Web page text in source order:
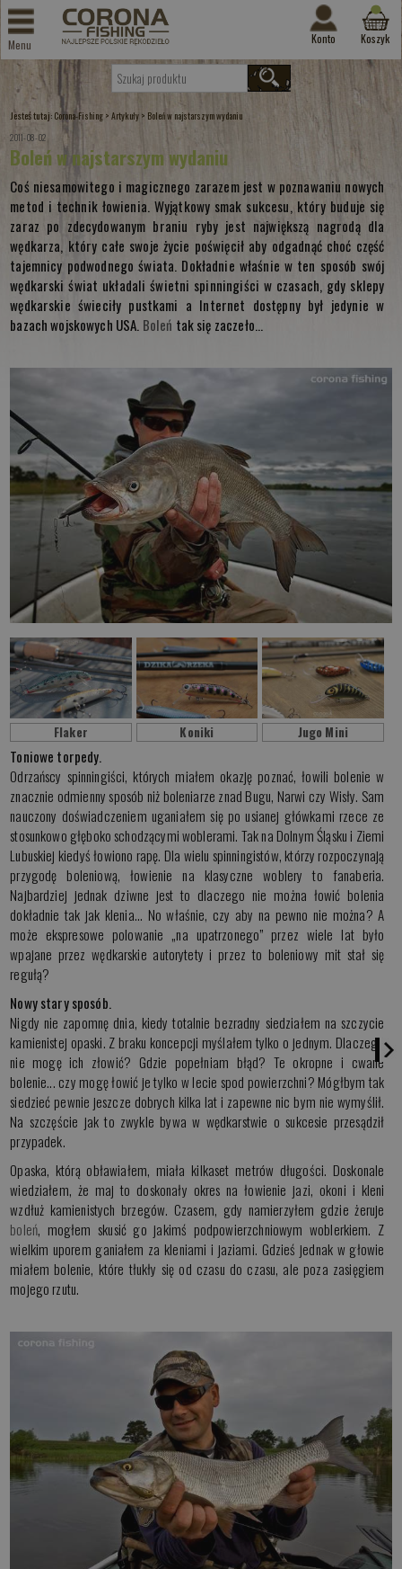
Menu Konto Koszyk
Jesteś tutaj: Corona-Fishing >Artykuły > Boleń w najstarszym wydaniu
2011-08-02
Boleń w najstarszym wydaniu
Coś niesamowitego i magicznego zarazem jest w poznawaniu nowych
metod i technik łowienia. Wyjątkowy smak sukcesu, który buduje się
zaraz po zdecydowanym braniu ryby jest największą nagrodą dla
wędkarza, który całe swoje życie poświęcił aby odgadnąć choć część
tajemnicy podwodnego świata. Dokładnie właśnie w ten sposób swój
wędkarski świat układali świetni spinningiści w czasach, gdy sklepy
wędkarskie świeciły pustkami a Internet dostępny był jedynie w
bazach wojskowych USA. Boleń tak się zaczeło...
Flaker Koniki Jugo Mini
Toniowe torpedy.
Odrzańscy spinningiści, których miałem okazję poznać, łowili bolenie w
znacznie odmienny sposób niż boleniarze znad Bugu, Narwi czy Wisły. Sam
nauczony doświadczeniem uganiałem się po usianej główkami rzece ze
stosunkowo głęboko schodzącymi woblerami. Tak na Dolnym Śląsku i Ziemi
Lubuskiej kiedyś łowiono rapę. Dla wielu spinningistów, którzy rozpoczynają
przygodę boleniową, łowienie na klasyczne woblery to fanaberia.
Najbardziej jednak dziwne jest to dlaczego nie można łowić bolenia
dokładnie tak jak klenia... No właśnie, czy aby na pewno nie można? A
może ekspresowe polowanie „na upatrzonego” przez wiele lat było
wpajane przez wędkarskie autorytety i przez to boleniowy mit stał się
regułą?
Nowy stary sposób.
Nigdy nie zapomnę dnia, kiedy totalnie bezradny siedziałem na szczycie
kamienistej opaski. Z braku koncepcji myślałem tylko o jednym. Dlaczego
nie mogę ich złowić? Gdzie popełniam błąd? Te okropne i cwane
bolenie... czy mogę łowić je tylko w lecie spod powierzchni? Mógłbym tak
siedzieć pewnie jeszcze dobrych kilka lat i zapewne nic bym nie wymyślił.
Na szczęście jak to zwykle bywa w wędkarstwie o sukcesie przesądził
przypadek.
Opaska, którą obławiałem, miała kilkaset metrów długości. Doskonale
wiedziałem, że maj to doskonały okres na łowienie jazi, okoni i kleni
wzdłuż kamienistych brzegów. Czasem, gdy namierzyłem gdzie żeruje
boleń, mogłem skusić go jakimś podpowierzchniowym woblerkiem. Z
wielkim uporem ganiałem za kleniami i jaziami. Gdzieś jednak w głowie
miałem bolenie, które tłukły się od czasu do czasu, ale poza zasięgiem
mojego rzutu.